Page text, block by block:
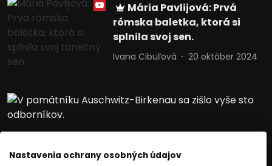
Mária Pavlijová: Prvá
rómska baletka, ktorá si
splnila svoj sen.
Ivana Cibuľová 20 október 2024
Nastavenia ochrany osobných údajov